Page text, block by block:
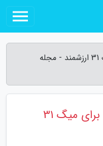
میگ 41 ؛ جانشینی قابل برای میگ 31 ارزشمند - مجله
میگ 41 ؛ جانشینی قابل برای میگ 31